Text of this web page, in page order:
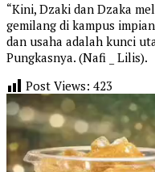
“Kini, Dzaki dan Dzaka
gemilang di kampus
dan usaha adalah kunci
Pungkasnya. (Nafi _ Lilis).
Post Views: 423